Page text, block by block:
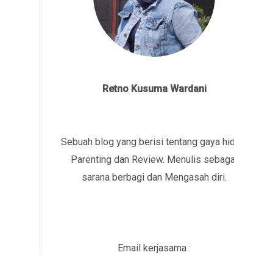
Retno Kusuma Wardani
Sebuah blog yang berisi tentang gaya hidup,
Parenting dan Review. Menulis sebagai
sarana berbagi dan Mengasah diri.
Email kerjasama :